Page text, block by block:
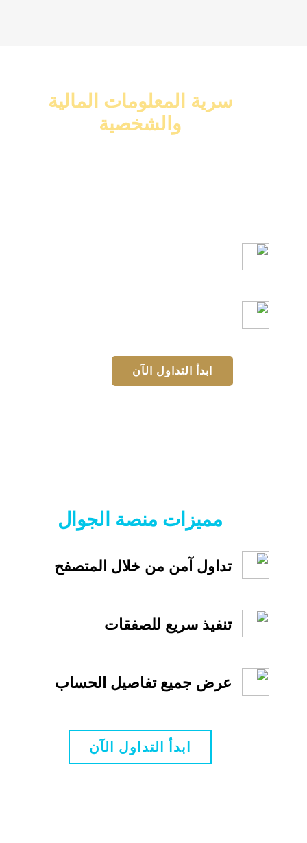
سرية المعلومات المالية
والشخصية
ابدأ التداول الآن
مميزات منصة الجوال
تداول آمن من خلال المتصفح
تنفيذ سريع للصفقات
عرض جميع تفاصيل الحساب
ابدأ التداول الآن